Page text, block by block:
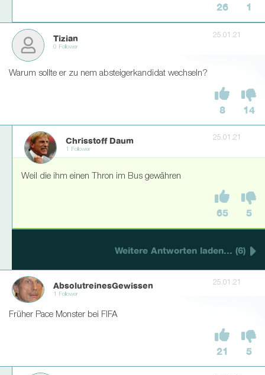
26 1
Tizian
0 Follower
25.01.21
Warum sollte er zu nem absteigerkandidat wechseln?
8 14
Chrisstoff Daum
1 Follower
25.01.21
Weil die ihm einen Thron im Bus gewähren
65 5
Weitere Antworten laden... (6)
AbsolutreinesGewissen
1 Follower
25.01.21
Früher Pace Monster bei FIFA
21 5